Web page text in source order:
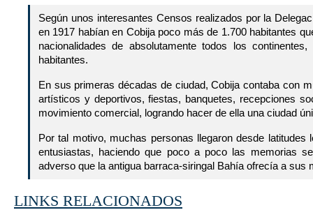
Según unos interesantes Censos realizados por la
en 1917 habían en Cobija poco más de 1.700 habitantes
nacionalidades de absolutamente todos los
habitantes.
En sus primeras décadas de ciudad, Cobija contaba con
artísticos y deportivos, fiestas, banquetes, recepciones
movimiento comercial, logrando hacer de ella una ciudad
Por tal motivo, muchas personas llegaron desde latitudes
entusiastas, haciendo que poco a poco las memorias
adverso que la antigua barraca-siringal Bahía ofrecía a sus
LINKS RELACIONADOS